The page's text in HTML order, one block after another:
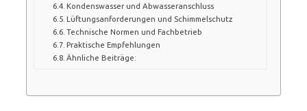
Kondenswasser und Abwasseranschluss
Lüftungsanforderungen und Schimmelschutz
Technische Normen und Fachbetrieb
Praktische Empfehlungen
Ähnliche Beiträge: